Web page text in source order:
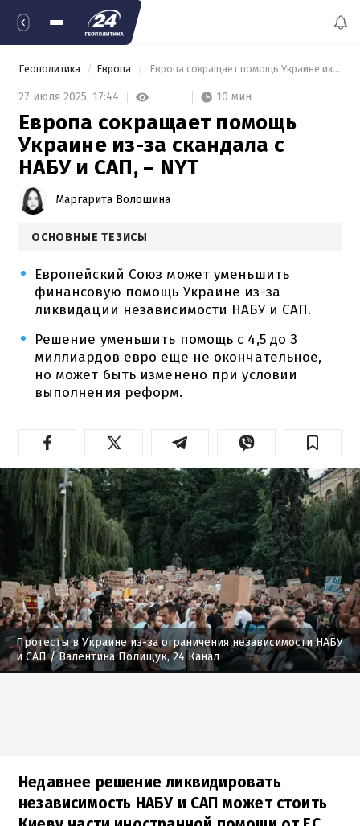
Геополитика Европа Европа сокращает помощь Украине из-за скандала с НАБУ и САП, – NYT
27 июля 2025, 17:44 10 мин
Европа сокращает помощь
Украине из-за скандала с
НАБУ и САП, – NYT
Маргарита Волошина
ОСНОВНЫЕ ТЕЗИСЫ
Европейский Союз может уменьшить
финансовую помощь Украине из-за
ликвидации независимости НАБУ и САП.
Решение уменьшить помощь с 4,5 до 3
миллиардов евро еще не окончательное,
но может быть изменено при условии
выполнения реформ.
Протесты в Украине из-за ограничения независимости НАБУ
и САП/ Валентина Полищук, 24 Канал
Недавнее решение ликвидировать
независимость НАБУ и САП может стоить